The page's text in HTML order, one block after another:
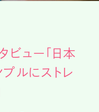
ュー「日本
ルにストレ